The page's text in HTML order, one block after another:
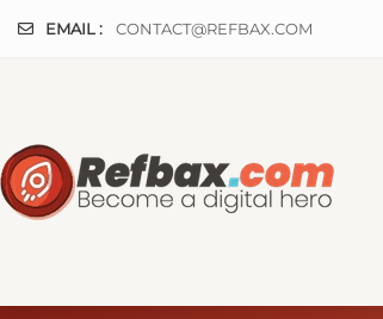
EMAIL : CONTACT@REFBAX.COM